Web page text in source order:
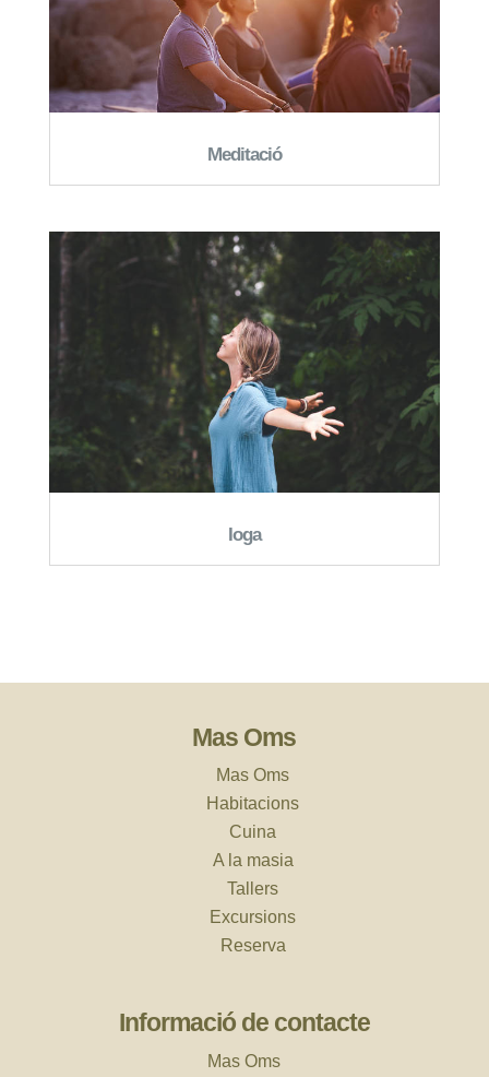
Meditació
Ioga
Mas Oms
Mas Oms
Habitacions
Cuina
A la masia
Tallers
Excursions
Reserva
Informació de contacte
Mas Oms